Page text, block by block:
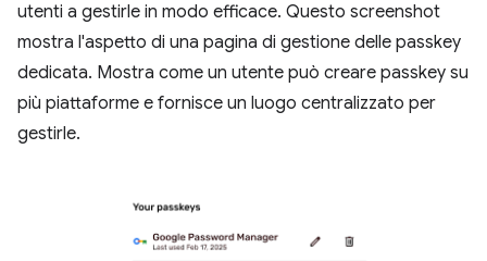
utenti a gestirle in modo efficace. Questo screenshot
mostra l'aspetto di una pagina di gestione delle passkey
dedicata. Mostra come un utente può creare passkey su
più piattaforme e fornisce un luogo centralizzato per
gestirle.